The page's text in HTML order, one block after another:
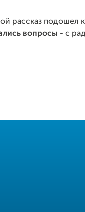
рассказ подошел
вопросы - с